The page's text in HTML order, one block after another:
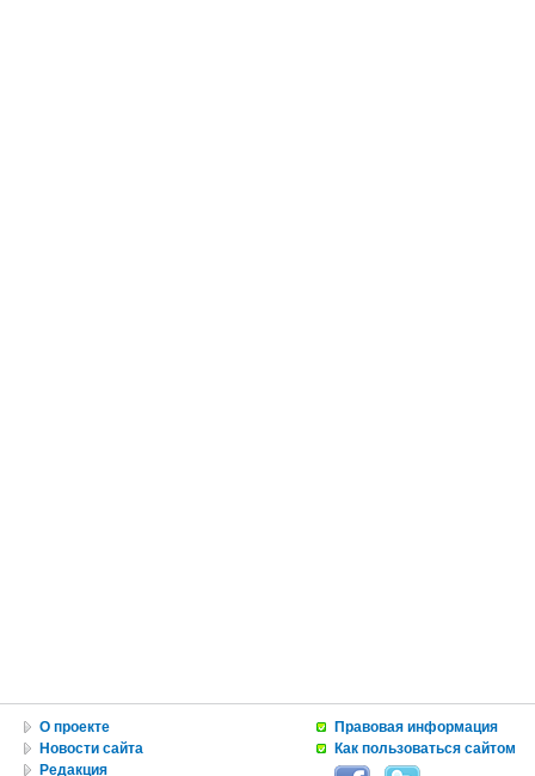
О проекте
Новости сайта
Редакция
Правовая информация
Как пользоваться сайтом